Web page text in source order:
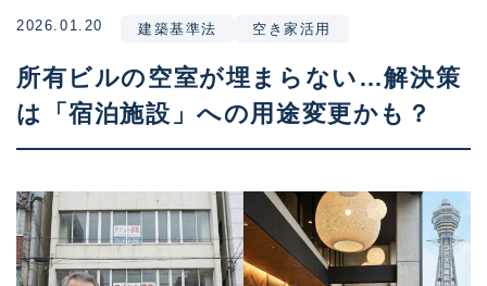
2026.01.20 建築基準法 空き家活用
所有ビルの空室が埋まらない…解決策
は「宿泊施設」への用途変更かも？